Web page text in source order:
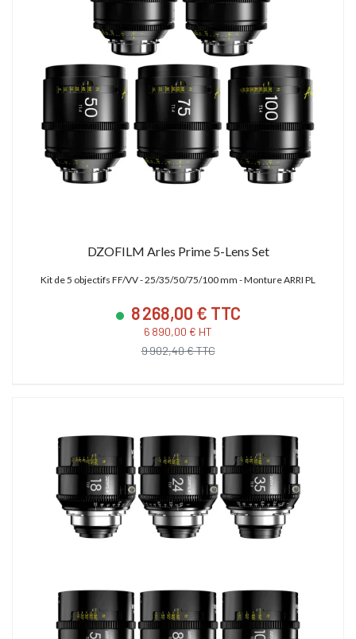
DZOFILM Arles Prime 5-Lens Set
Kit de 5 objectifs FF/VV - 25/35/50/75/100 mm - Monture ARRI PL
8 268,00 € TTC
6 890,00 € HT
9 902,40 € TTC